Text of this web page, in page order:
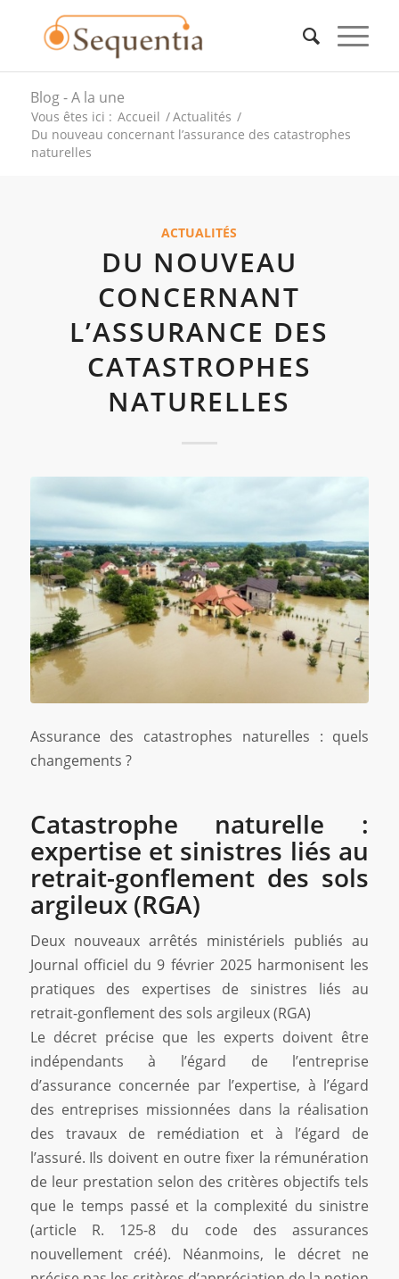
Blog - A la une
Vous êtes ici : Accueil /Actualités /
Du nouveau concernant l’assurance des catastrophes
naturelles
ACTUALITÉS
DU NOUVEAU
CONCERNANT
L’ASSURANCE DES
CATASTROPHES
NATURELLES
Assurance des catastrophes naturelles : quels
changements ?
Catastrophe naturelle :
expertise et sinistres liés au
retrait-gonflement des sols
argileux (RGA)
Deux nouveaux arrêtés ministériels publiés au
Journal officiel du 9 février 2025 harmonisent les
pratiques des expertises de sinistres liés au
retrait-gonflement des sols argileux (RGA)
Le décret précise que les experts doivent être
indépendants à l’égard de l’entreprise
d’assurance concernée par l’expertise, à l’égard
des entreprises missionnées dans la réalisation
des travaux de remédiation et à l’égard de
l’assuré. Ils doivent en outre fixer la rémunération
de leur prestation selon des critères objectifs tels
que le temps passé et la complexité du sinistre
(article R. 125-8 du code des assurances
nouvellement créé). Néanmoins, le décret ne